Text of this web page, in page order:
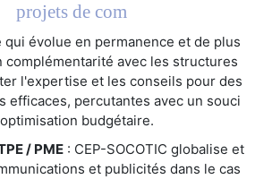
projets de com
qui évolue en permanence et de plus
complémentarité avec les structures
l'expertise et les conseils pour des
efficaces, percutantes avec un souci
budgétaire.
/ PME : CEP-SOCOTIC globalise et
et publicités dans le cas